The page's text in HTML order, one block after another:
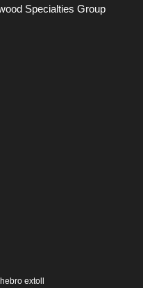
Specialties Group
hebro extoll